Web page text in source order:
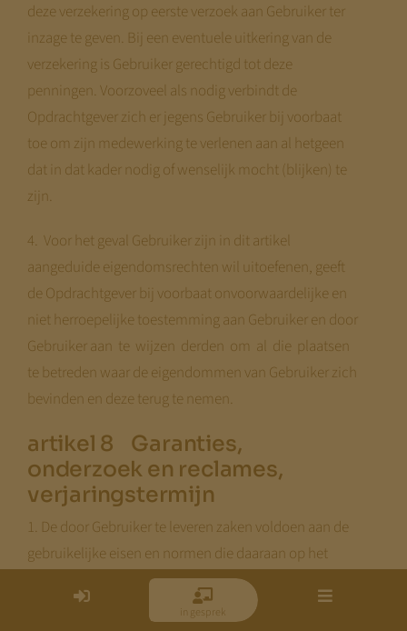
deze verzekering op eerste verzoek aan Gebruiker ter
inzage te geven. Bij een eventuele uitkering van de
verzekering is Gebruiker gerechtigd tot deze
penningen. Voorzoveel als nodig verbindt de
Opdrachtgever zich er jegens Gebruiker bij voorbaat
toe om zijn medewerking te verlenen aan al hetgeen
dat in dat kader nodig of wenselijk mocht (blijken) te
zijn.
4. Voor het geval Gebruiker zijn in dit artikel
aangeduide eigendomsrechten wil uitoefenen, geeft
de Opdrachtgever bij voorbaat onvoorwaardelijke en
niet herroepelijke toestemming aan Gebruiker en door
Gebruiker aan te wijzen derden om al die plaatsen
te betreden waar de eigendommen van Gebruiker zich
bevinden en deze terug te nemen.
artikel 8 Garanties,
onderzoek en reclames,
verjaringstermijn
1. De door Gebruiker te leveren zaken voldoen aan de
gebruikelijke eisen en normen die daaraan op het
moment van levering redelijkerwijs gesteld kunnen
worden en waarvoor zij bij normaal gebruik in
in gesprek